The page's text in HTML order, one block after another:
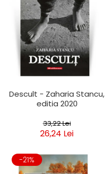
Descult - Zaharia Stancu,
editia 2020
33,22 Lei
26,24 Lei
-21%